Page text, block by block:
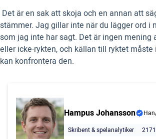
 Det är en sak att skoja och en annan att
stämmer. Jag gillar inte när du lägger ord i
som jag inte har sagt. Det är ingen mening
eller icke-rykten, och källan till ryktet
kan konfrontera den.
Hampus Johansson
Skribent & spelanalytiker